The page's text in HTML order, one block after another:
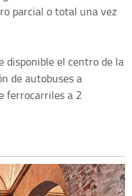
parcial o total una vez
disponible el centro de la
de autobuses a
ferrocarriles a 2